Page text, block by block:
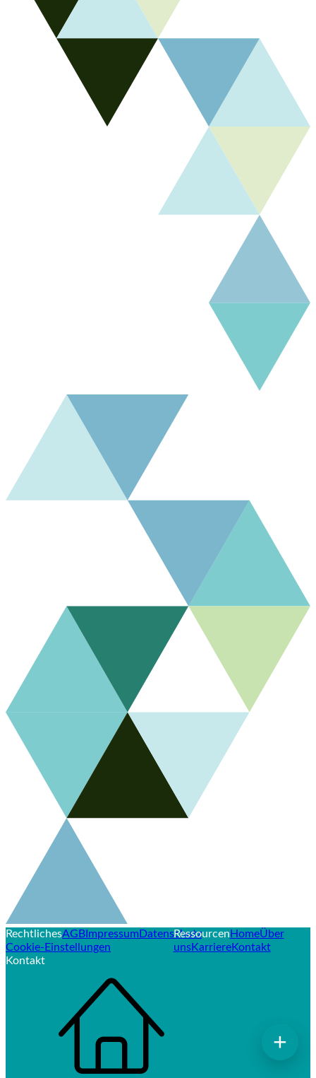
RechtlichesAGBImpressumDatenschutz
Cookie-Einstellungen
RessourcenHomeÜber
unsKarriereKontakt
Kontakt
+